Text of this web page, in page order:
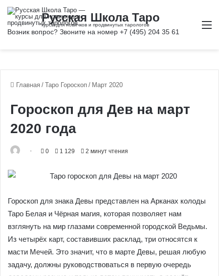
Главная / Таро Гороскоп / Март 2020
Гороскоп для Дев на март
2020 года
0 1 129 2 минут чтения
Гороскоп для знака Девы представлен на Арканах колоды
Таро Белая и Чёрная магия, которая позволяет нам
взглянуть на мир глазами современной городской Ведьмы.
Из четырёх карт, составивших расклад, три относятся к
масти Мечей. Это значит, что в марте Девы, решая любую
задачу, должны руководствоваться в первую очередь